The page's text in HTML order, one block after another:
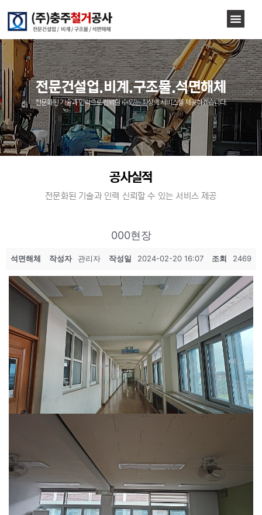
전문건설업.비계.구조물.석면해체
전문화된 기술과 인력으로 신뢰할 수 있는 최상의 서비스를 제공하겠습니다.
공사실적
전문화된 기술과 인력 신뢰할 수 있는 서비스 제공
000현장
석면해체 작성자 관리자 작성일 2024-02-20 16:07 조회 2469